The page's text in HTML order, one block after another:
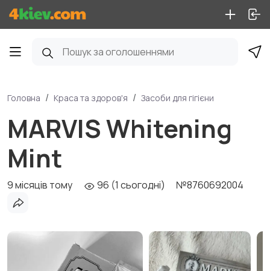
Головна Краса та здоров'я Засоби для гігієни
MARVIS Whitening
Mint
9 місяців тому 96 (1 сьогодні) №8760692004